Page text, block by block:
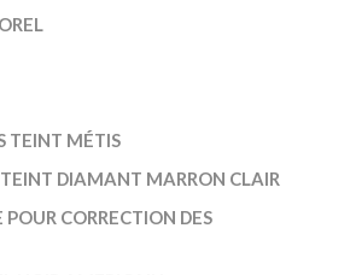
TEINT MÉTIS
DIAMANT MARRON CLAIR
CORRECTION DES